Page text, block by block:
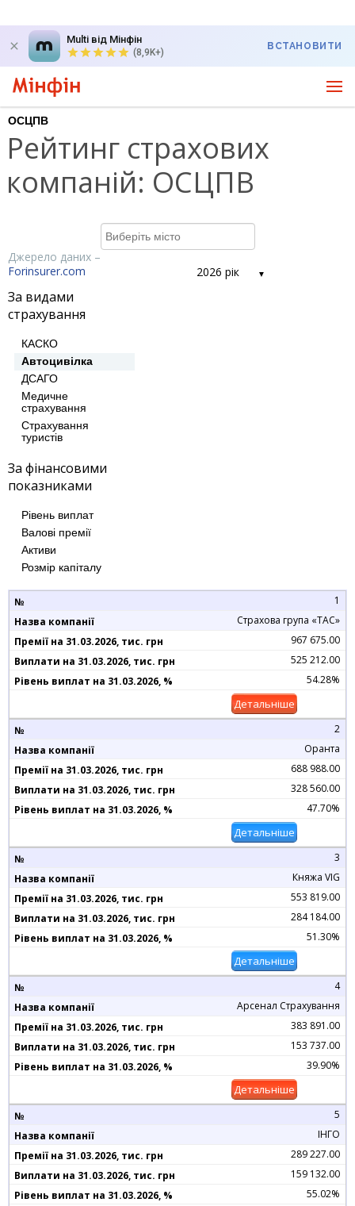
Multi від Мінфін
(8,9K+)
ВСТАНОВИТИ
ОСЦПВ
Рейтинг страхових
компаній: ОСЦПВ
2026 рік
Джерело даних –
Forinsurer.com
За видами
страхування
КАСКО
Автоцивілка
ДСАГО
Медичне
страхування
Страхування
туристів
За фінансовими
показниками
Рівень виплат
Валові премії
Активи
Розмір капіталу
1
Страхова група «ТАС»
967 675.00
525 212.00
54.28%
Детальніше
2
Оранта
688 988.00
328 560.00
47.70%
Детальніше
3
Княжа VIG
553 819.00
284 184.00
51.30%
Детальніше
4
Арсенал Страхування
383 891.00
153 737.00
39.90%
Детальніше
5
ІНГО
289 227.00
159 132.00
55.02%